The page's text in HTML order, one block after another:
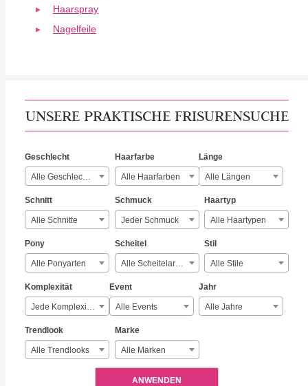
Haarspray
Nagelfeile
UNSERE PRAKTISCHE FRISURENSUCHE
Geschlecht
Alle Geschlechter
Haarfarbe
Alle Haarfarben
Länge
Alle Längen
Schnitt
Alle Schnitte
Schmuck
Jeder Schmuck
Haartyp
Alle Haartypen
Pony
Alle Ponyarten
Scheitel
Alle Scheitelarten
Stil
Alle Stile
Komplexität
Jede Komplexität
Event
Alle Events
Jahr
Alle Jahre
Trendlook
Alle Trendlooks
Marke
Alle Marken
ANWENDEN